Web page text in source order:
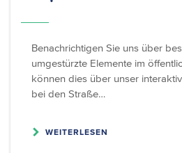
Benachrichtigen Sie uns über
umgestürzte Elemente im
können dies über unser
bei den Straße…
WEITERLESEN